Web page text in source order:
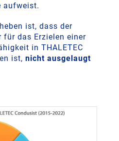
aufweist.
ist, dass der
für das Erzielen einer
in THALETEC
ist, nicht ausgelaugt